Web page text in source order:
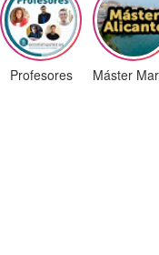
Profesores